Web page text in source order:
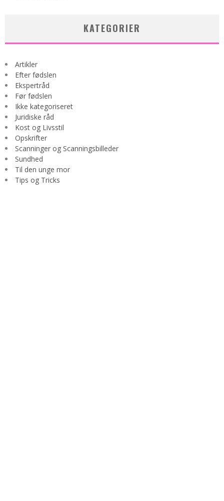
KATEGORIER
Artikler
Efter fødslen
Ekspertråd
Før fødslen
Ikke kategoriseret
Juridiske råd
Kost og Livsstil
Opskrifter
Scanninger og Scanningsbilleder
Sundhed
Til den unge mor
Tips og Tricks